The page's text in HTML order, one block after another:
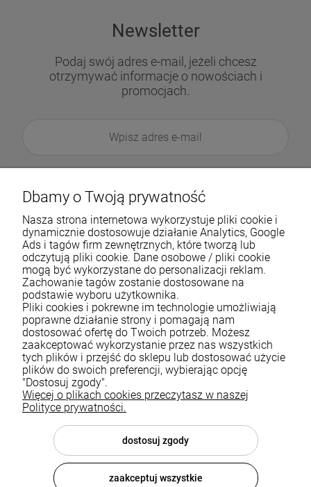
Newsletter
Podaj swój adres e-mail, jeżeli chcesz
otrzymywać informacje o nowościach i
promocjach.
Pomoc
Moje konto
Płatności i dostawa
Informacje
Dbamy o Twoją prywatność
Nasza strona internetowa wykorzystuje pliki cookie i
dynamicznie dostosowuje działanie Analytics, Google
Ads i tagów firm zewnętrznych, które tworzą lub
odczytują pliki cookie. Dane osobowe / pliki cookie
mogą być wykorzystane do personalizacji reklam.
Zachowanie tagów zostanie dostosowane na
podstawie wyboru użytkownika.
Pliki cookies i pokrewne im technologie umożliwiają
poprawne działanie strony i pomagają nam
dostosować ofertę do Twoich potrzeb. Możesz
zaakceptować wykorzystanie przez nas wszystkich
tych plików i przejść do sklepu lub dostosować użycie
plików do swoich preferencji, wybierając opcję
"Dostosuj zgody".
Więcej o plikach cookies przeczytasz w naszej
Polityce prywatności.
dostosuj zgody
zaakceptuj wszystkie